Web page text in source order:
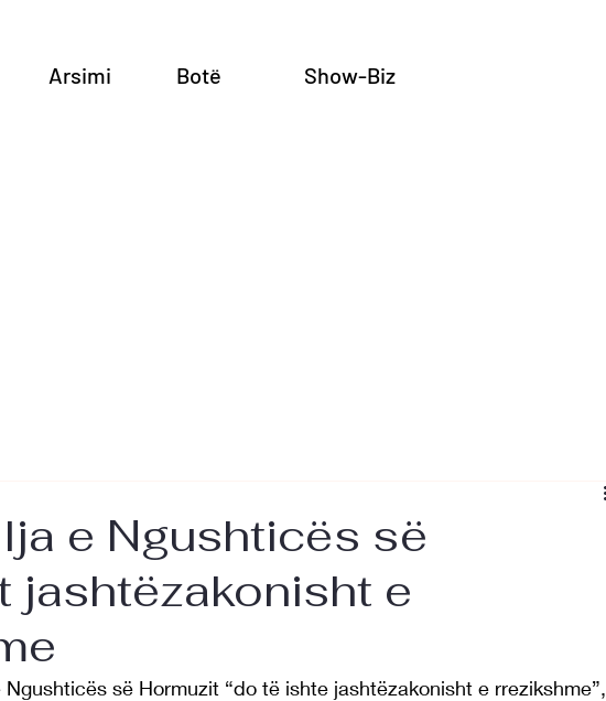
Arsimi Botë Show-Biz
e Ngushticës së
jashtëzakonisht e
së Hormuzit “do të ishte jashtëzakonisht e rrezikshme”,